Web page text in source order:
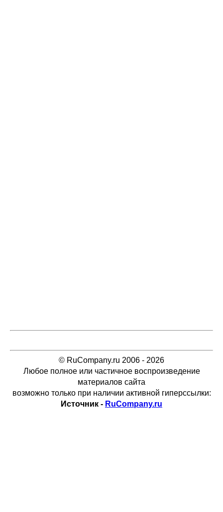
© RuCompany.ru 2006 - 2026
Любое полное или частичное воспроизведение
материалов сайта
возможно только при наличии активной гиперссылки:
Источник - RuCompany.ru